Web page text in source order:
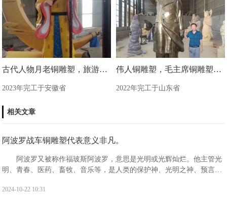
古代人物月老铜雕塑，旅游区景观雕塑
2023年完工于安徽省
伟人铜雕塑，毛主席铜雕塑制作现场
2022年完工于山东省
相关文章
阿波罗战车铜雕塑代表意义非凡。
阿波罗又被称作福玻斯阿波罗，意思是光明或光辉灿烂。他主管光
明、青春、医药、畜牧、音乐等，是人类的保护神、光明之神、预言之
斯特利亚的一座浮岛提洛岛之上。
2024-10-22 10:31